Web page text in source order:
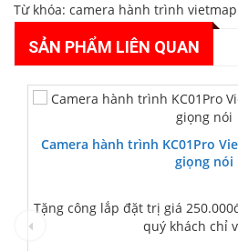
Từ khóa: camera hành trình vietmap
SẢN PHẨM LIÊN QUAN
Camera hành trình KC01Pro
giọng nói
Tặng công lắp đặt trị giá
quý khách chỉ